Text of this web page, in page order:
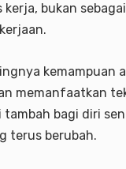
bukan
memanfaatkan
bagi diri
terus berubah.